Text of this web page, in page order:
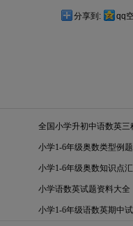
分享到: qq
全国小学升初中语数英三
小学1-6年级奥数类型例
小学1-6年级奥数知识点
小学语数英试题资料大全
小学1-6年级语数英期中